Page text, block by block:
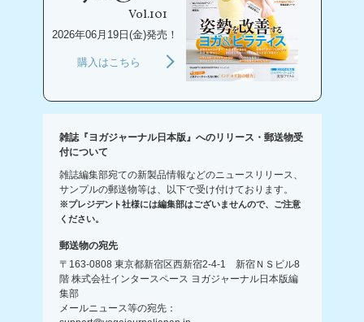
Vol.101
2026年06月19日(金)発売！
購入はこちら
雑誌『ヨガジャーナル日本版』へのリリース・郵送物受
付について
雑誌編集部宛ての新製品情報などのニュースリリース、
サンプルの郵送物等は、以下で受け付けております。
※プレジデント社様には編集部はございませんので、ご注意
ください。
郵送物の宛先
〒163-0808 東京都新宿区西新宿2-4-1 新宿ＮＳビル8
階 株式会社インタースペース ヨガジャーナル日本版編
集部
メールニュース等の宛先：